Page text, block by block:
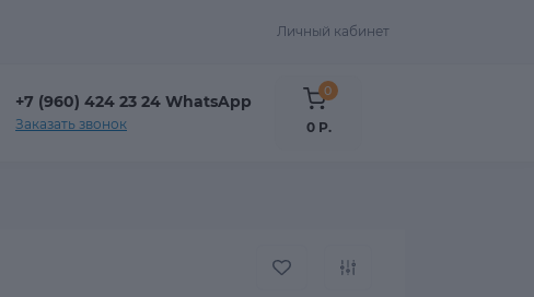
Личный кабинет
+7 (960) 424 23 24 WhatsApp
Заказать звонок
0
0 Р.